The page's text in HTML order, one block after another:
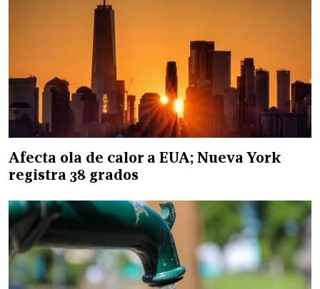
Afecta ola de calor a EUA; Nueva York
registra 38 grados